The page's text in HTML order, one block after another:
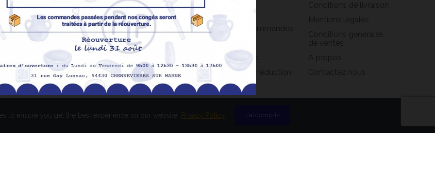
Promotions
Nouveaux produits
Meilleures ventes
personnelles
Historique commandes
Avoirs
Mes bons de réduction
to ensure you get the best experience on our website. Privacy Policy J'ai compris!